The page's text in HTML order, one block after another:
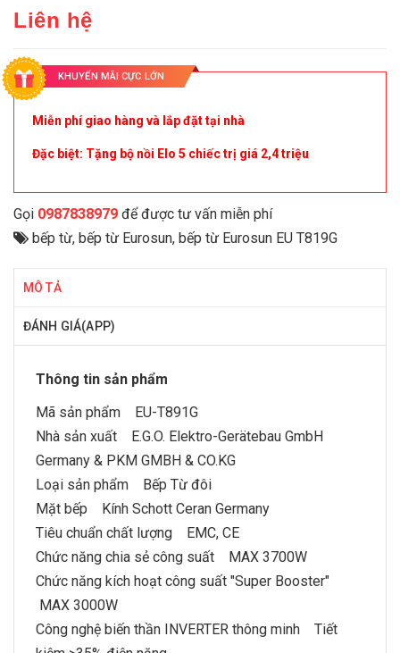
Liên hệ
KHUYẾN MÃI CỰC LỚN
Miễn phí giao hàng và lắp đặt tại nhà
Đặc biệt: Tặng bộ nồi Elo 5 chiếc trị giá 2,4 triệu
Gọi 0987838979 để được tư vấn miễn phí
bếp từ, bếp từ Eurosun, bếp từ Eurosun EU T819G
MÔ TẢ
ĐÁNH GIÁ(APP)
Thông tin sản phẩm
Mã sản phẩm EU-T891G
Nhà sản xuất E.G.O. Elektro-Gerätebau GmbH
Germany & PKM GMBH & CO.KG
Loại sản phẩm Bếp Từ đôi
Mặt bếp Kính Schott Ceran Germany
Tiêu chuẩn chất lượng EMC, CE
Chức năng chia sẻ công suất MAX 3700W
Chức năng kích hoạt công suất "Super Booster"
MAX 3000W
Công nghệ biến thần INVERTER thông minh Tiết